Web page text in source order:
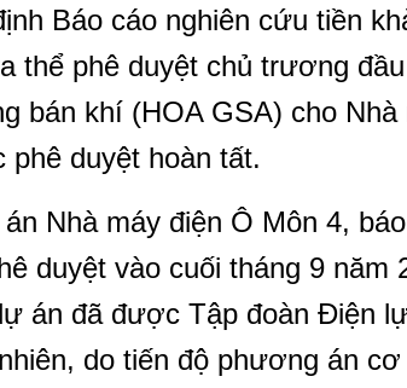
Báo cáo nghiên cứu tiền
thể phê duyệt chủ trương
bán khí (HOA GSA) cho
duyệt hoàn tất.
Nhà máy điện Ô Môn 4,
duyệt vào cuối tháng 9 năm
án đã được Tập đoàn Điện
do tiến độ phương án